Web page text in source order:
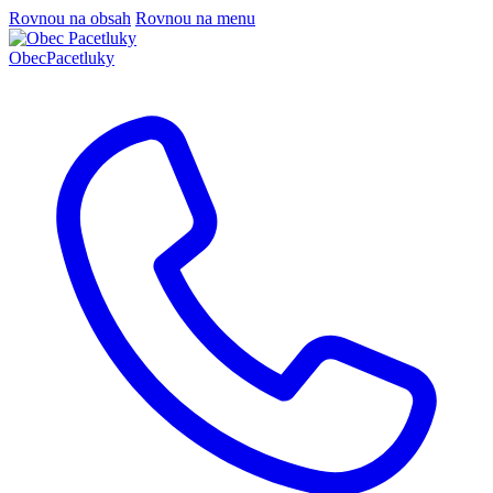
Rovnou na obsah Rovnou na menu
ObecPacetluky